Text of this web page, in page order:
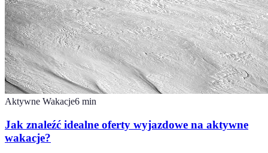
Aktywne Wakacje6 min
Jak znaleźć idealne oferty wyjazdowe na aktywne
wakacje?